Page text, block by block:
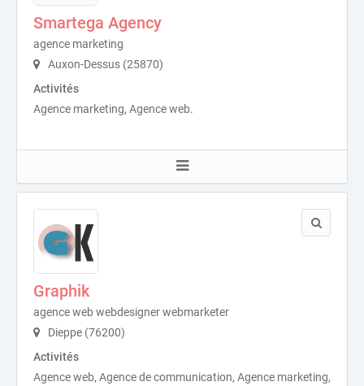
Smartega Agency
agence marketing
Auxon-Dessus (25870)
Activités
Agence marketing, Agence web.
Graphik
agence web webdesigner webmarketer
Dieppe (76200)
Activités
Agence web, Agence de communication, Agence marketing,